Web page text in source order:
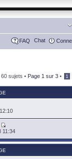
FAQ Chat
60 sujets • Page 1 sur 3 • 1
11:34